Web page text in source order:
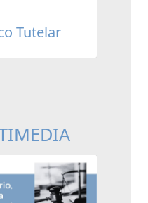
Tutelar